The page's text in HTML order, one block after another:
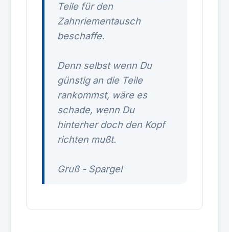
Teile für den
Zahnriementausch
beschaffe.
Denn selbst wenn Du
günstig an die Teile
rankommst, wäre es
schade, wenn Du
hinterher doch den Kopf
richten mußt.
Gruß - Spargel